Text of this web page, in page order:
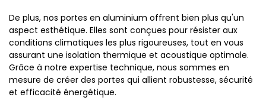
De plus, nos portes en aluminium offrent bien plus qu'un
aspect esthétique. Elles sont conçues pour résister aux
conditions climatiques les plus rigoureuses, tout en vous
assurant une isolation thermique et acoustique optimale.
Grâce à notre expertise technique, nous sommes en
mesure de créer des portes qui allient robustesse, sécurité
et efficacité énergétique.